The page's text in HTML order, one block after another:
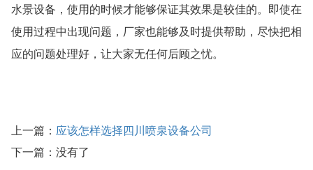
水景设备，使用的时候才能够保证其效果是较佳的。即使在
使用过程中出现问题，厂家也能够及时提供帮助，尽快把相
应的问题处理好，让大家无任何后顾之忧。
上一篇： 应该怎样选择四川喷泉设备公司
下一篇：没有了